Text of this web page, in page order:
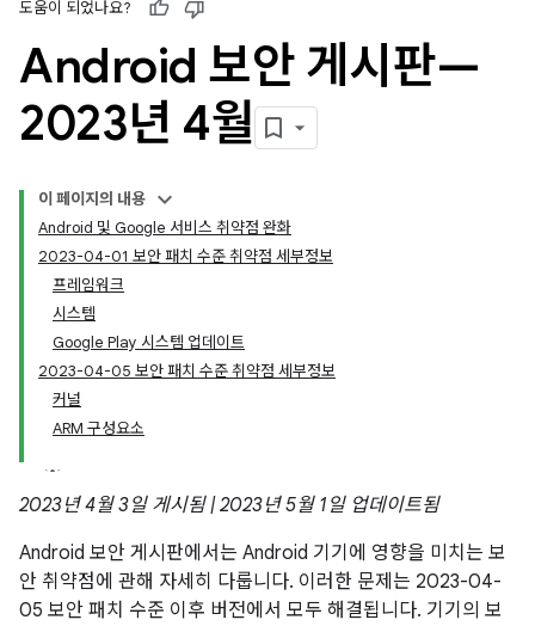
도움이 되었나요?
Android 보안 게시판—
2023년 4월
이 페이지의 내용
Android 및 Google 서비스 취약점 완화
2023-04-01 보안 패치 수준 취약점 세부정보
프레임워크
시스템
Google Play 시스템 업데이트
2023-04-05 보안 패치 수준 취약점 세부정보
커널
ARM 구성요소
2023년 4월 3일 게시됨 | 2023년 5월 1일 업데이트됨
Android 보안 게시판에서는 Android 기기에 영향을 미치는 보
안 취약점에 관해 자세히 다룹니다. 이러한 문제는 2023-04-
05 보안 패치 수준 이후 버전에서 모두 해결됩니다. 기기의 보